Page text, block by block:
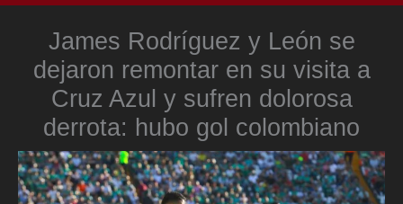
James Rodríguez y León se
dejaron remontar en su visita a
Cruz Azul y sufren dolorosa
derrota: hubo gol colombiano